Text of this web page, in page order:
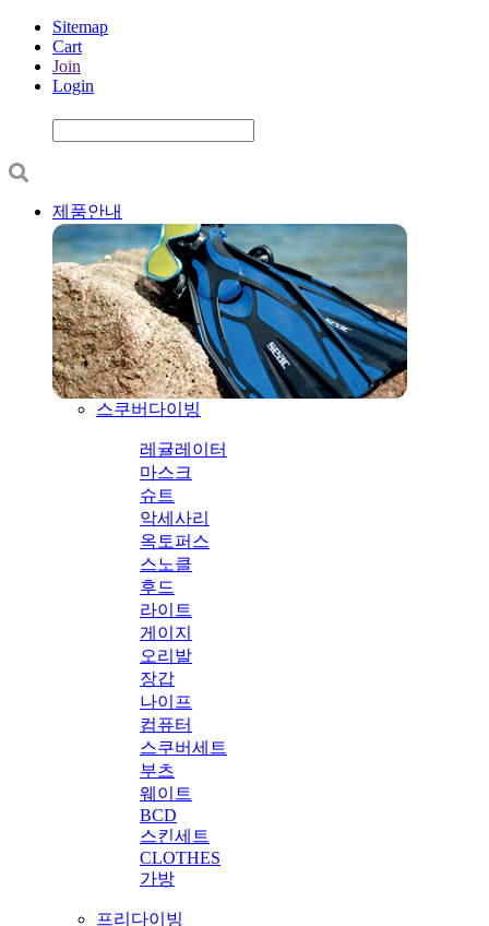
Sitemap
Cart
Join
Login
제품안내
스쿠버다이빙
레귤레이터
마스크
슈트
악세사리
옥토퍼스
스노클
후드
라이트
게이지
오리발
장갑
나이프
컴퓨터
스쿠버세트
부츠
웨이트
BCD
스킨세트
CLOTHES
가방
프리다이빙